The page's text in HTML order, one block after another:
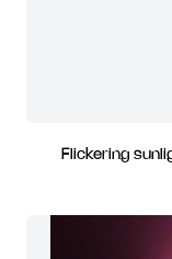
Flickering